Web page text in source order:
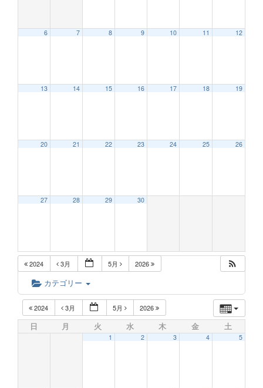
6 7 8 9 10 11 12
13 14 15 16 17 18 19
20 21 22 23 24 25 26
27 28 29 30
2024 3月 5月 2026
カテゴリー
2024 3月 5月 2026
日 月 火 水 木 金 土
1 2 3 4 5